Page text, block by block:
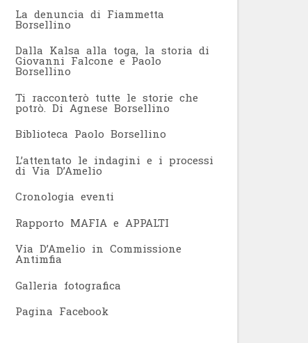
La denuncia di Fiammetta
Borsellino
Dalla Kalsa alla toga, la storia di
Giovanni Falcone e Paolo
Borsellino
Ti racconterò tutte le storie che
potrò. Di Agnese Borsellino
Biblioteca Paolo Borsellino
L’attentato le indagini e i processi
di Via D’Amelio
Cronologia eventi
Rapporto MAFIA e APPALTI
Via D’Amelio in Commissione
Antimfia
Galleria fotografica
Pagina Facebook